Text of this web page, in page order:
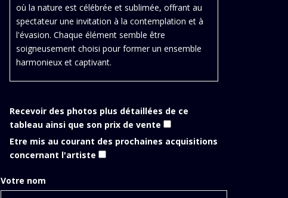
où la nature est célébrée et sublimée, offrant au
spectateur une invitation à la contemplation et à
l'évasion. Chaque élément semble être
soigneusement choisi pour former un ensemble
harmonieux et captivant.
Recevoir des photos plus détaillées de ce
tableau ainsi que son prix de vente
Etre mis au courant des prochaines acquisitions
concernant l'artiste
Votre nom